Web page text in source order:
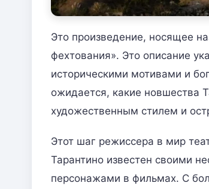
Это произведение, носящее
фехтования». Это описание
историческими мотивами и
ожидается, какие новшества
художественным стилем и
Этот шаг режиссера в мир
Тарантино известен своими
персонажами в фильмах. С